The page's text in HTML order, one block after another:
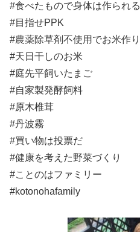
#食べたもので身体は作られる
#目指せPPK
#農薬除草剤不使用でお米作り
#天日干しのお米
#庭先平飼いたまご
#自家製発酵飼料
#原木椎茸
#丹波霧
#買い物は投票だ
#健康を考えた野菜づくり
#ことのはファミリー
#kotonohafamily